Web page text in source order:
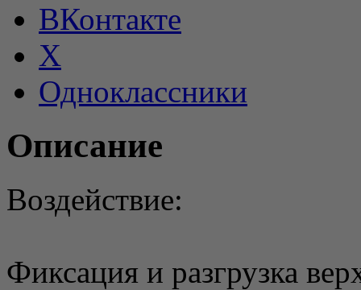
ВКонтакте
X
Одноклассники
Описание
Воздействие:
Фиксация и разгрузка